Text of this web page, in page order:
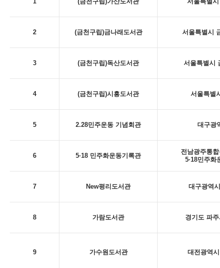
2 (금천구립)금나래도서관 서울특별시
3 (금천구립)독산도서관 서울특별시
4 (금천구립)시흥도서관 서울특별
5 2.28민주운동 기념회관 대구광
6 5·18 민주화운동기록관
전남광주통
5·18민주화
7 New평리도서관 대구광역
8 가람도서관 경기도 파
9 가수원도서관 대전광역